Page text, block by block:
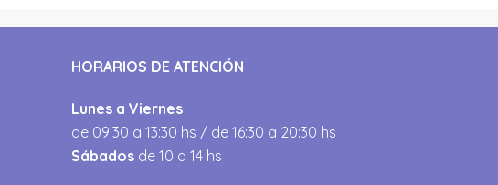
HORARIOS DE ATENCIÓN
Lunes a Viernes
de 09:30 a 13:30 hs / de 16:30 a 20:30 hs
Sábados de 10 a 14 hs